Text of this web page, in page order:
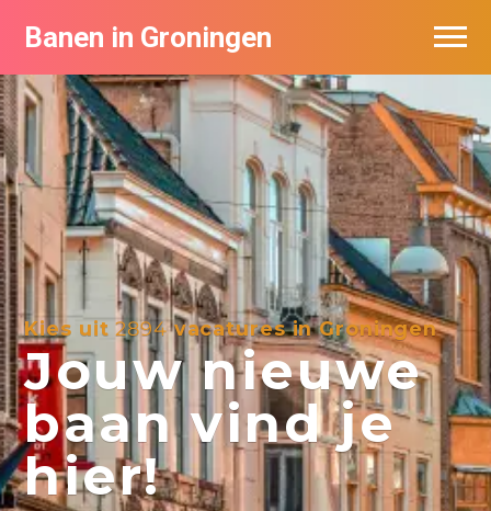
Banen in Groningen
Kies uit2894vacatures in Groningen
Jouw nieuwe
baan vind je
hier!
Vacatures per bedrijf
De populairste vacatures in Groningen
Nieuwsbrief feed